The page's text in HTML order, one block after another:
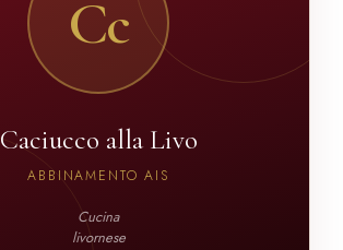
Cc
Caciucco alla Livo
ABBINAMENTO AIS
Cucina
livornese